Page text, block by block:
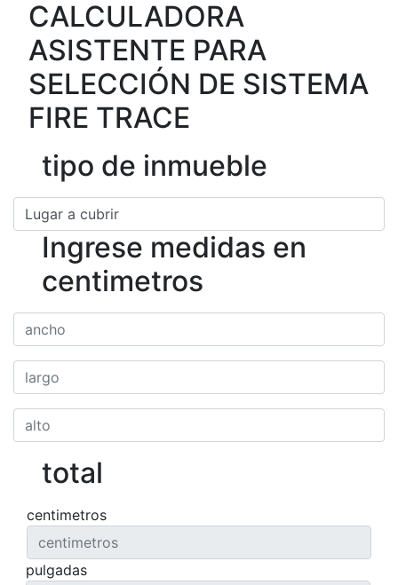
CALCULADORA
ASISTENTE PARA
SELECCIÓN DE SISTEMA
FIRE TRACE
tipo de inmueble
Ingrese medidas en
centimetros
total
centimetros
pulgadas